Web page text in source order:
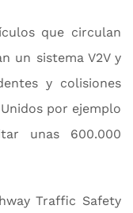
que circulan
un sistema V2V y
y colisiones
por ejemplo
unas 600.000
Traffic Safety